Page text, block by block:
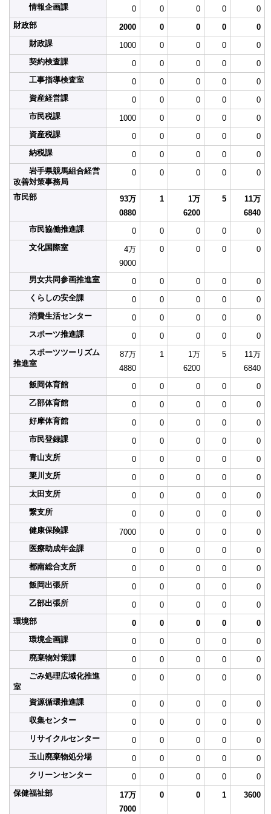
情報企画課 0 0 0 0
0
財政部
2000 0 0 0
0
財政課
1000 0 0 0
0
契約検査課
0 0 0 0
0
工事指導検査室
0 0 0 0
0
資産経営課
0 0 0 0
0
市民税課
1000 0 0 0
0
資産税課
0 0 0 0
0
納税課
0 0 0 0
0
岩手県競馬組合経営
改善対策事務局
0 0 0 0 0
市民部
93万
0880
1
1万
6200
5
11万
6840
市民協働推進課
0 0 0 0
0
文化国際室
4万
9000
0 0 0 0
男女共同参画推進室 0 0 0 0
0
くらしの安全課
0 0 0 0
0
消費生活センター
0 0 0 0
0
スポーツ推進課
0 0 0 0
0
スポーツツーリズム
推進室
87万
4880
1
1万
6200
5
11万
6840
飯岡体育館
0 0 0 0
0
乙部体育館
0 0 0 0
0
好摩体育館
0 0 0 0
0
市民登録課
0 0 0 0
0
青山支所
0 0 0 0
0
簗川支所
0 0 0 0
0
太田支所
0 0 0 0
0
繋支所
0 0 0 0
0
健康保険課
7000 0 0 0
0
医療助成年金課
0 0 0 0
0
都南総合支所
0 0 0 0
0
飯岡出張所
0 0 0 0
0
乙部出張所
0 0 0 0
0
環境部
0 0 0 0
0
環境企画課
0 0 0 0
0
廃棄物対策課
0 0 0 0
0
ごみ処理広域化推進
室
0 0 0 0 0
資源循環推進課 0 0 0 0
0
収集センター
0 0 0 0
0
リサイクルセンター
0 0 0 0
0
玉山廃棄物処分場
0 0 0 0
0
クリーンセンター
0 0 0 0
0
保健福祉部
17万
7000
0 0 1 3600